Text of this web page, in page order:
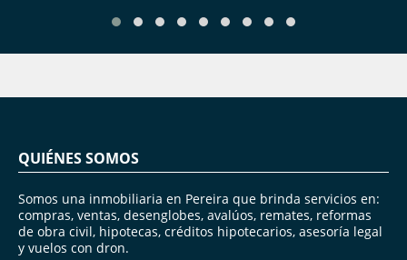
QUIÉNES SOMOS
Somos una inmobiliaria en Pereira que brinda servicios en:
compras, ventas, desenglobes, avalúos, remates, reformas
de obra civil, hipotecas, créditos hipotecarios, asesoría legal
y vuelos con dron.